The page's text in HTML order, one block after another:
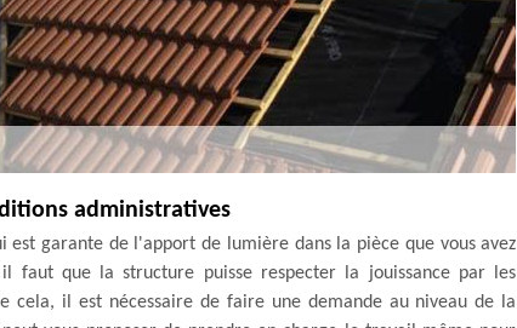
administratives
garante de l'apport de lumière dans la pièce que vous avez
faut que la structure puisse respecter la jouissance par les
cela, il est nécessaire de faire une demande au niveau de la